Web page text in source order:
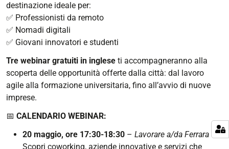
destinazione ideale per:
✅ Professionisti da remoto
✅ Nomadi digitali
✅ Giovani innovatori e studenti
Tre webinar gratuiti in inglese ti accompagneranno alla
scoperta delle opportunità offerte dalla città: dal lavoro
agile alla formazione universitaria, fino all’avvio di nuove
imprese.
📅 CALENDARIO WEBINAR:
20 maggio, ore 17:30-18:30 – Lavorare a/da Ferrara
Scopri coworking, aziende innovative e servizi che